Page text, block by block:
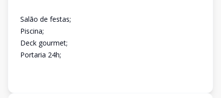
Salão de festas;
Piscina;
Deck gourmet;
Portaria 24h;